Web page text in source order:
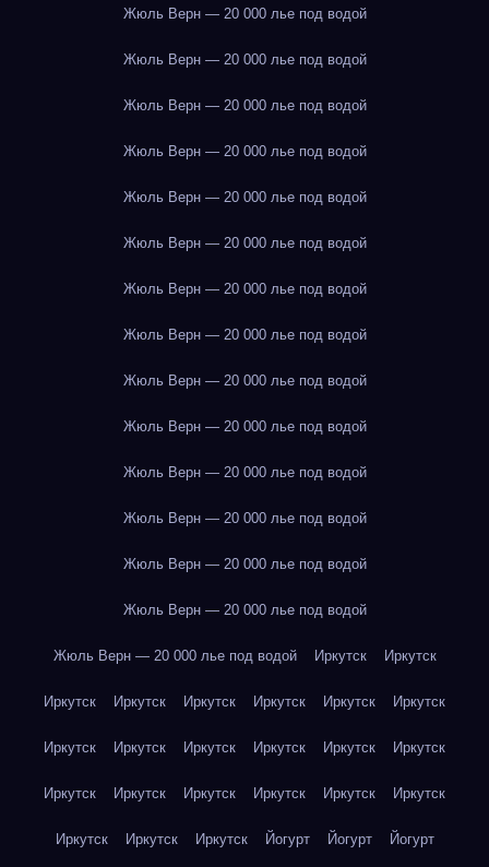
Жюль Верн — 20 000 лье под водой
Жюль Верн — 20 000 лье под водой
Жюль Верн — 20 000 лье под водой
Жюль Верн — 20 000 лье под водой
Жюль Верн — 20 000 лье под водой
Жюль Верн — 20 000 лье под водой
Жюль Верн — 20 000 лье под водой
Жюль Верн — 20 000 лье под водой
Жюль Верн — 20 000 лье под водой
Жюль Верн — 20 000 лье под водой
Жюль Верн — 20 000 лье под водой
Жюль Верн — 20 000 лье под водой
Жюль Верн — 20 000 лье под водой
Жюль Верн — 20 000 лье под водой
Жюль Верн — 20 000 лье под водой Иркутск Иркутск
Иркутск Иркутск Иркутск Иркутск Иркутск Иркутск
Иркутск Иркутск Иркутск Иркутск Иркутск Иркутск
Иркутск Иркутск Иркутск Иркутск Иркутск Иркутск
Иркутск Иркутск Иркутск Йогурт Йогурт Йогурт